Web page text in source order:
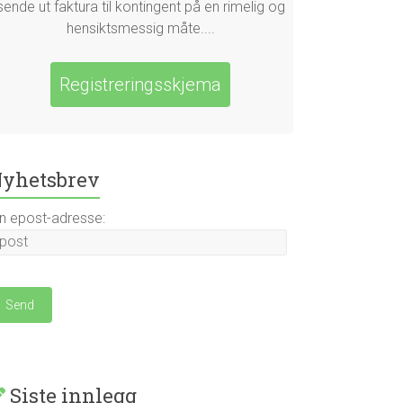
ut faktura til kontingent på en rimelig og
hensiktsmessig måte....
Registreringsskjema
epost-adresse:
Siste innlegg